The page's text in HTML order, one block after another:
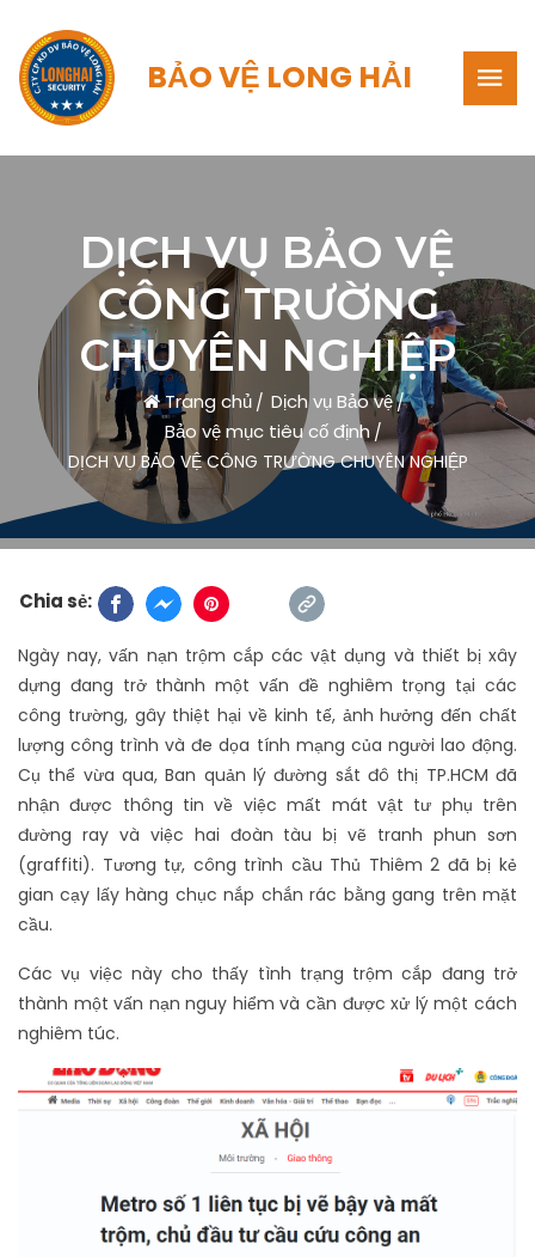
BẢO VỆ LONG HẢI
DỊCH VỤ BẢO VỆ
CÔNG TRƯỜNG
CHUYÊN NGHIỆP
Trang chủ
Dịch vụ Bảo vệ
Bảo vệ mục tiêu cố định
DỊCH VỤ BẢO VỆ CÔNG TRƯỜNG CHUYÊN NGHIỆP
Chia sẻ:
Ngày nay, vấn nạn trộm cắp các vật dụng và thiết bị xây
dựng đang trở thành một vấn đề nghiêm trọng tại các
công trường, gây thiệt hại về kinh tế, ảnh hưởng đến chất
lượng công trình và đe dọa tính mạng của người lao động.
Cụ thể vừa qua, Ban quản lý đường sắt đô thị TP.HCM đã
nhận được thông tin về việc mất mát vật tư phụ trên
đường ray và việc hai đoàn tàu bị vẽ tranh phun sơn
(graffiti). Tương tự, công trình cầu Thủ Thiêm 2 đã bị kẻ
gian cạy lấy hàng chục nắp chắn rác bằng gang trên mặt
cầu.
Các vụ việc này cho thấy tình trạng trộm cắp đang trở
thành một vấn nạn nguy hiểm và cần được xử lý một cách
nghiêm túc.